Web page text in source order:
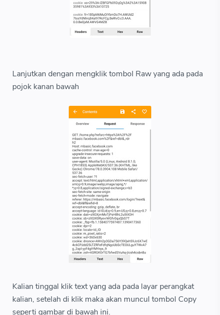
Lanjutkan dengan mengklik tombol Raw yang ada pada
pojok kanan bawah
Kalian tinggal klik text yang ada pada layar perangkat
kalian, setelah di klik maka akan muncul tombol Copy
seperti gambar di bawah ini.